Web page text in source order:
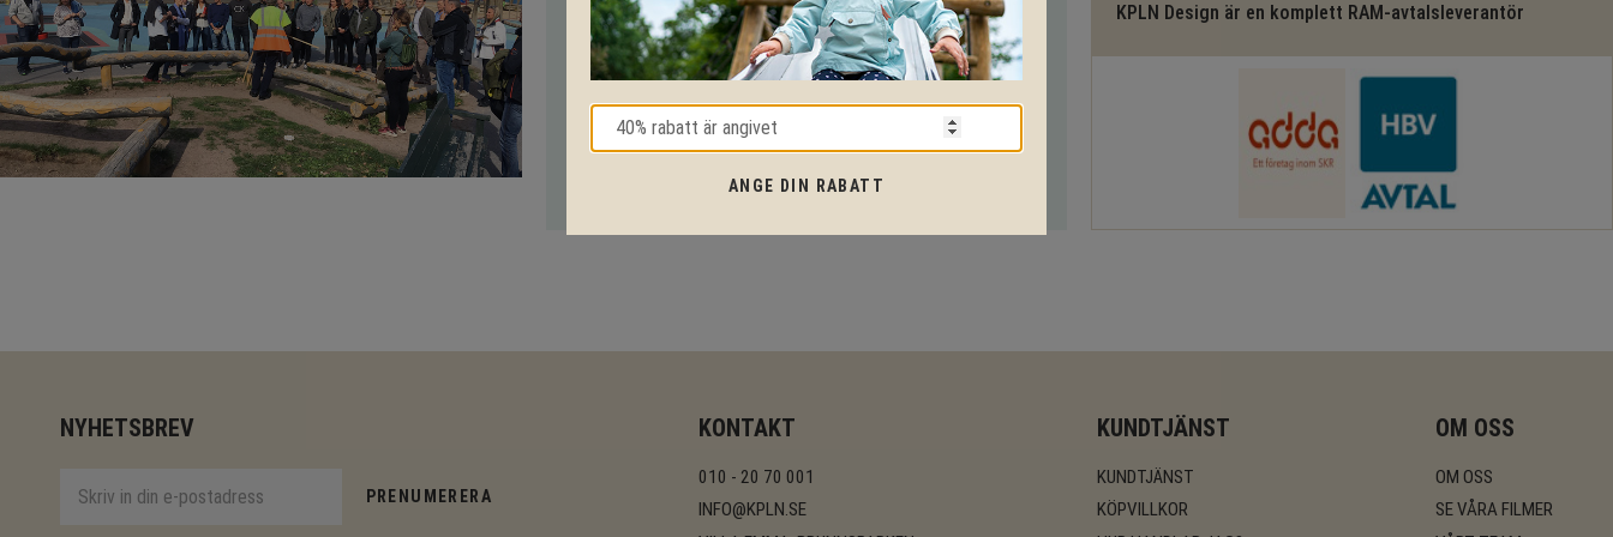
Med vår mångåriga kunskap från produkter till säkerhet och
tekniska lösningar så hjälper vi dig igenom hela projektet.
support@kpln.se
KPLN Design är en komplett RAM-avtalsleverantör
NYHETSBREV
PRENUMERERA
KONTAKT
010 - 20 70 001
INFO@KPLN.SE
KUNDTJÄNST
KUNDTJÄNST
KÖPVILLKOR
OM OSS
OM OSS
SE VÅRA FILMER
ANGE DIN RABATT